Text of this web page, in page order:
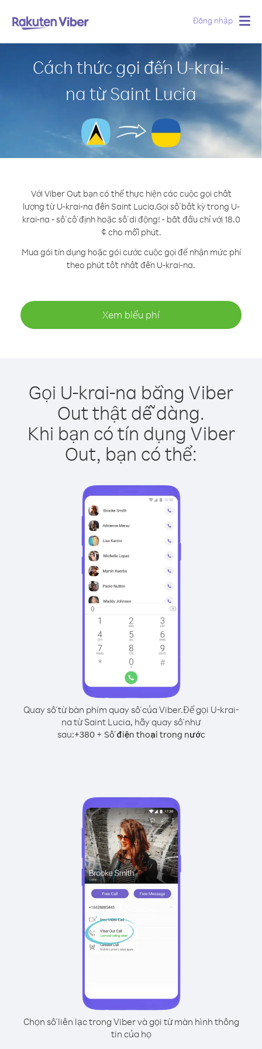
Đăng nhập
Cách thức gọi đến U-krai-
na từ Saint Lucia
Với Viber Out bạn có thể thực hiện các cuộc gọi chất
lượng từ U-krai-na đến Saint Lucia.Gọi số bất kỳ trong U-
krai-na - số cố định hoặc số di động! - bắt đầu chỉ với 18.0
¢ cho mỗi phút.
Mua gói tín dụng hoặc gói cước cuộc gọi để nhận mức phí
theo phút tốt nhất đến U-krai-na.
Xem biểu phí
Gọi U-krai-na bằng Viber
Out thật dễ dàng.
Khi bạn có tín dụng Viber
Out, bạn có thể:
Quay số từ bàn phím quay số của Viber.Để gọi U-krai-
na từ Saint Lucia, hãy quay số như
sau:+380+ Số điện thoại trong nước
Chọn số liên lạc trong Viber và gọi từ màn hình thông
tin của họ